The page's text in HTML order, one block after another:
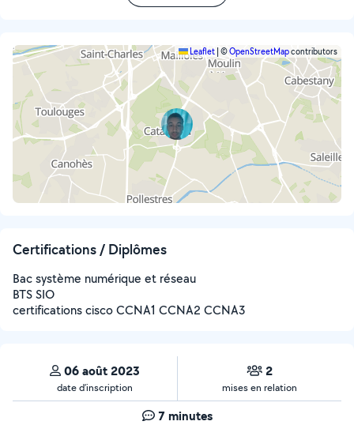
Leaflet ©OpenStreetMapcontributors
Certifications / Diplômes
Bac système numérique et réseau
BTS SIO
certifications cisco CCNA1 CCNA2 CCNA3
06 août 2023
date d’inscription
2
mises en relation
7 minutes